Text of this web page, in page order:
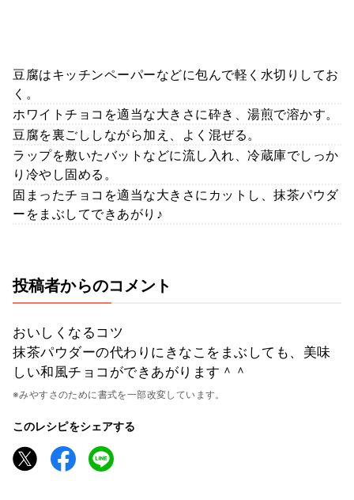
豆腐はキッチンペーパーなどに包んで軽く水切りしてお
く。
ホワイトチョコを適当な大きさに砕き、湯煎で溶かす。
豆腐を裏ごししながら加え、よく混ぜる。
ラップを敷いたバットなどに流し入れ、冷蔵庫でしっか
り冷やし固める。
固まったチョコを適当な大きさにカットし、抹茶パウダ
ーをまぶしてできあがり♪
投稿者からのコメント
おいしくなるコツ
抹茶パウダーの代わりにきなこをまぶしても、美味
しい和風チョコができあがります＾＾
※みやすさのために書式を一部改変しています。
このレシピをシェアする